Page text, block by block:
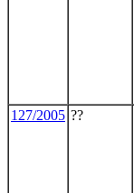
127/2005 ??